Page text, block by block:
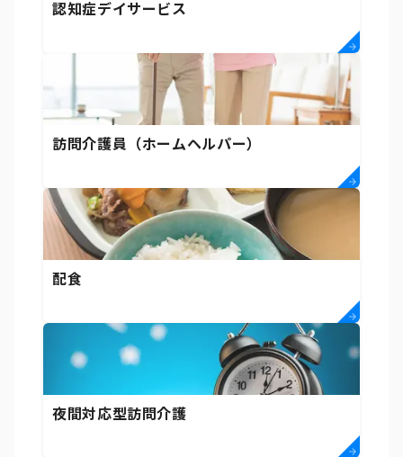
認知症デイサービス
訪問介護員（ホームヘルパー）
配食
夜間対応型訪問介護